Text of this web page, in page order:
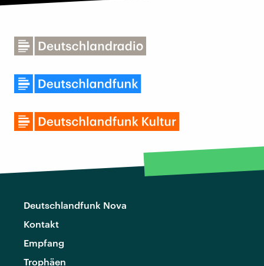
Deutschlandfunk Nova
Kontakt
Empfang
Trophäen